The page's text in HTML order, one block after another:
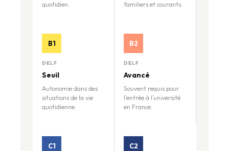
quotidien.
familiers et courants.
B1
DELF
Seuil
Autonomie dans des
situations de la vie
quotidienne.
B2
DELF
Avancé
Souvent requis pour
l’entrée à l’université
en France.
C1 C2